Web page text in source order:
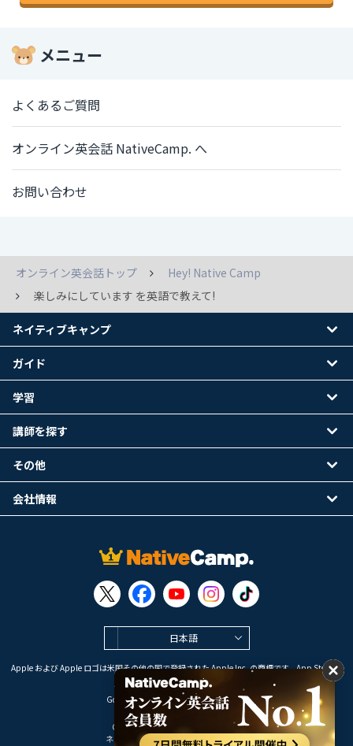
メニュー
よくあるご質問
オンライン英会話 NativeCamp. へ
お問い合わせ
オンライン英会話トップ
Hey! Native Camp
楽しみにしています を英語で教えて!
日本語
Apple および Apple ロゴは米国その他の国で登録された Apple Inc. の商標です。App Store は
Apple Inc. のサービスマークです。
Google Play は Google LLC の商標です。
Copyright © 2026 オンライン英会話
ネイティブキャンプ All Rights Reserved.
ネイティブキャンプ
ガイド
学習
講師を探す
その他
会社情報